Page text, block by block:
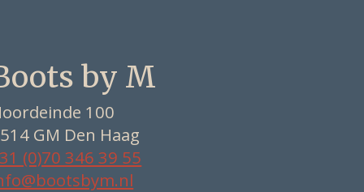
by M
100
GM Den Haag
(0)70 346 39 55